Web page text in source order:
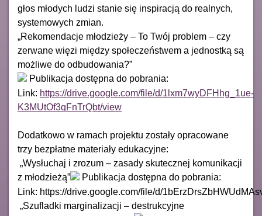
głos młodych ludzi stanie się inspiracją do realnych,
systemowych zmian.
„Rekomendacje młodzieży – To Twój problem – czy
zerwane więzi między społeczeństwem a jednostką są
możliwe do odbudowania?”
Publikacja dostępna do pobrania:
Link: https://drive.google.com/file/d/1lxm7wyDFHhg_1ue-
K3MUtOf3qFnTrQbt/view
Dodatkowo w ramach projektu zostały opracowane
trzy bezpłatne materiały edukacyjne:
„Wysłuchaj i zrozum – zasady skutecznej komunikacji
z młodzieżą”
Publikacja dostępna do pobrania:
Link: https://drive.google.com/file/d/
„Szufladki marginalizacji – destrukcyjne